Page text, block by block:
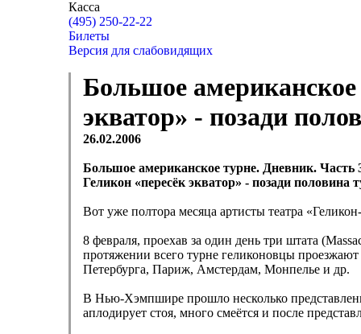
Касса
(495) 250-22-22
Билеты
Версия для слабовидящих
Большое
экватор» - позади
26.02.2006
Большое американское турне. Дневник. Часть
Геликон «пересёк экватор» - позади половина
Вот уже полтора месяца артисты театра
8 февраля, проехав за один день три штата
протяжении всего турне геликоновцы
Петербурга, Париж, Амстердам, Монпелье и др.
В Нью-Хэмпшире прошло несколько
аплодирует стоя, много смеётся и после